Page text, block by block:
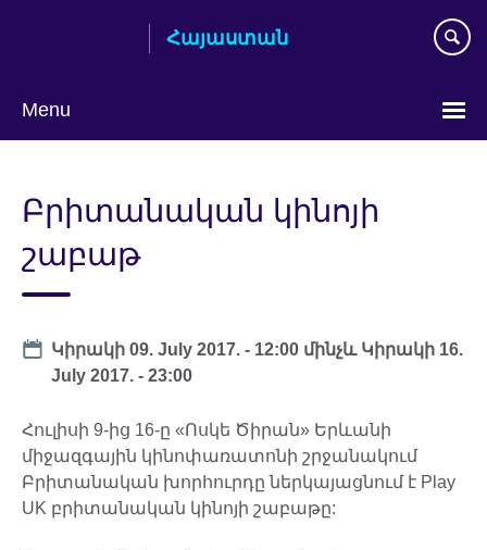
Հայաստան
Menu
language
Բրիտանական կինոյի
շաբաթ
Date
Կիրակի 09. July 2017. - 12:00 մինչև Կիրակի 16.
July 2017. - 23:00
Հուլիսի 9-ից 16-ը «Ոսկե Ծիրան» Երևանի
միջազգային կինոփառատոնի շրջանակում
Բրիտանական խորհուրդը ներկայացնում է Play
UK բրիտանական կինոյի շաբաթը: